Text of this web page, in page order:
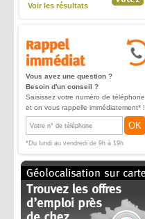
Voir les résultats
Vous avez une question ?
Besoin d'un conseil ?
Saisissez votre numéro de téléphone
et on vous rappelle immédiatement* !
OK
*Du lundi au vendredi de 9h à 19h